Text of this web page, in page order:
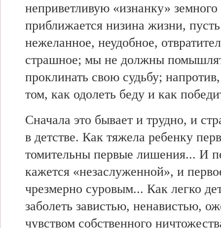
неприветливую «изнанку»
приближается низина жизни, пусть
нежеланное, неудобное,
страшное; мы не должны
проклинать свою судьбу;
том, как одолеть беду и как
Сначала это бывает и трудно, и
в детстве. Как тяжела ребенку
томительны первые лишения... И
кажется «незаслуженной», и
чрезмерно суровым... Как легко
заболеть завистью, ненавистью,
чувством собственного